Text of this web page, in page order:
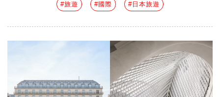
#旅遊 #國際 #日本旅遊